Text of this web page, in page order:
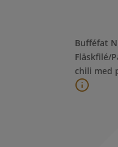
Bufféfat
Fläskfilé/
chili med